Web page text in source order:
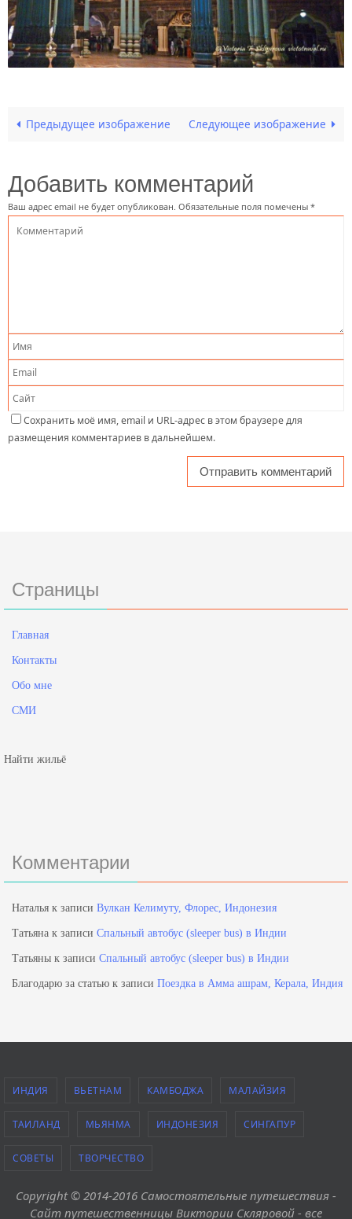
Предыдущее изображение Следующее изображение
Добавить комментарий
Ваш адрес email не будет опубликован. Обязательные поля помечены *
Сохранить моё имя, email и URL-адрес в этом браузере для
размещения комментариев в дальнейшем.
Страницы
Главная
Контакты
Обо мне
СМИ
Найти жильё
Комментарии
Наталья к записи Вулкан Келимуту, Флорес, Индонезия
Татьяна к записи Спальный автобус (sleeper bus) в Индии
Татьяны к записи Спальный автобус (sleeper bus) в Индии
Благодарю за статью к записи Поездка в Амма ашрам, Керала, Индия
ИНДИЯ ВЬЕТНАМ КАМБОДЖА МАЛАЙЗИЯ
ТАИЛАНД МЬЯНМА ИНДОНЕЗИЯ СИНГАПУР
СОВЕТЫ ТВОРЧЕСТВО
Copyright © 2014-2016 Самостоятельные путешествия -
Сайт путешественницы Виктории Скляровой - все